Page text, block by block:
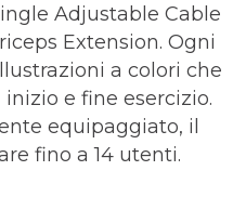
Adjustable Cable
Extension. Ogni
a colori che
e fine esercizio.
equipaggiato, il
fino a 14 utenti.